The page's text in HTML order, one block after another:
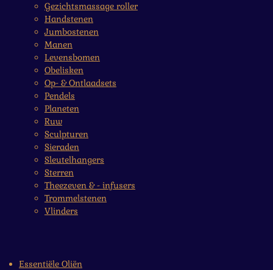
Gezichtsmassage roller
Handstenen
Jumbostenen
Manen
Levensbomen
Obelisken
Op- & Ontlaadsets
Pendels
Planeten
Ruw
Sculpturen
Sieraden
Sleutelhangers
Sterren
Theezeven & - infusers
Trommelstenen
Vlinders
Essentiële Oliën